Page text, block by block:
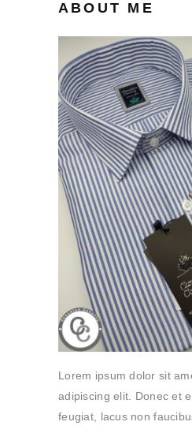
ABOUT ME
Lorem ipsum dolor sit
adipiscing elit. Donec et
feugiat, lacus non